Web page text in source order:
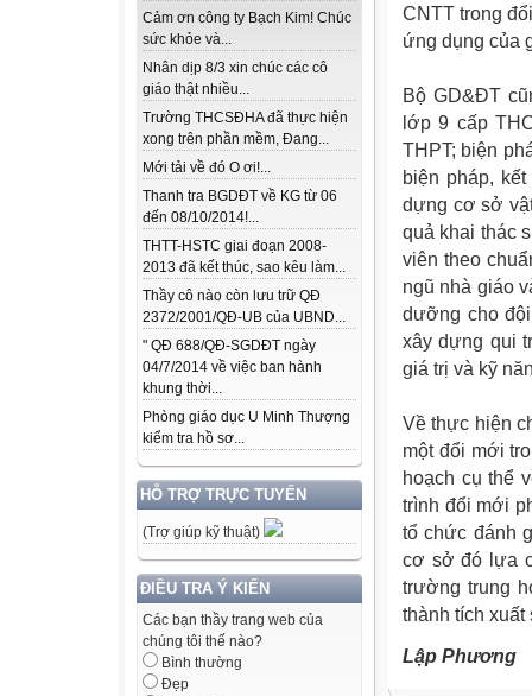
Cảm ơn công ty Bạch Kim! Chúc
sức khỏe và...
Nhân dịp 8/3 xin chúc các cô
giáo thật nhiều...
Trường THCSĐHA đã thực hiện
xong trên phần mềm, Đang...
Mới tải về đó O ơi!...
Thanh tra BGDĐT về KG từ 06
đến 08/10/2014!...
THTT-HSTC giai đoạn 2008-
2013 đã kết thúc, sao kêu làm...
Thầy cô nào còn lưu trữ QĐ
2372/2001/QĐ-UB của UBND...
" QĐ 688/QĐ-SGDĐT ngày
04/7/2014 về việc ban hành
khung thời...
Phòng giáo dục U Minh Thượng
kiểm tra hồ sơ...
HỖ TRỢ TRỰC TUYẾN
(Trợ giúp kỹ thuật)
ĐIỀU TRA Ý KIẾN
Các bạn thầy trang web của
chúng tôi thế nào?
Bình thường
Đẹp
CNTT trong
ứng dụng của
Bộ GD&ĐT
lớp 9 cấp
THPT; biện
biện pháp,
dựng cơ sở
quả khai thác
viên theo
ngũ nhà giáo
dưỡng cho
xây dựng qui
giá trị và kỹ
Về thực hiện
một đổi mới
hoạch cụ thể
trình đổi mới
tổ chức đánh
cơ sở đó lựa
trường trung
thành tích
Lập Phương